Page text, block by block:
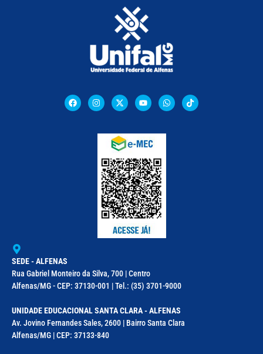
SEDE - ALFENAS
Rua Gabriel Monteiro da Silva, 700 | Centro
Alfenas/MG - CEP: 37130-001 | Tel.: (35) 3701-9000
UNIDADE EDUCACIONAL SANTA CLARA - ALFENAS
Av. Jovino Fernandes Sales, 2600 | Bairro Santa Clara
Alfenas/MG | CEP: 37133-840